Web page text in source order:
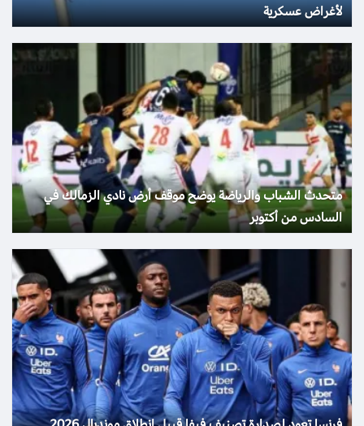
لأغراض عسكرية
متحدث الشباب والرياضة يوضح موقف أرض نادي الزمالك في
السادس من أكتوبر